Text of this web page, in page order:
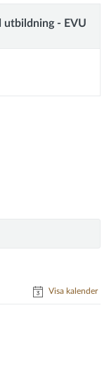
utbildning - EVU
Visa kalender